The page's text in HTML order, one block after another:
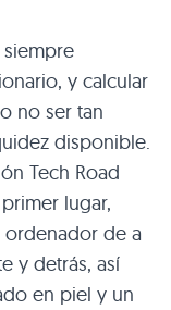
y calcular
no ser tan
disponible.
Tech Road
lugar,
ordenador de a
y detrás, así
en piel y un